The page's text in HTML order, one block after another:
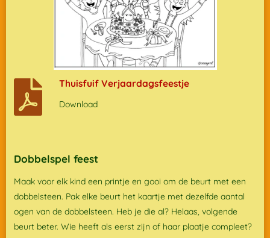
Thuisfuif Verjaardagsfeestje
Download
Dobbelspel feest
Maak voor elk kind een printje en gooi om de beurt met een
dobbelsteen. Pak elke beurt het kaartje met dezelfde aantal
ogen van de dobbelsteen. Heb je die al? Helaas, volgende
beurt beter. Wie heeft als eerst zijn of haar plaatje compleet?